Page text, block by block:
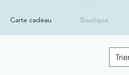
Carte cadeau Boutique